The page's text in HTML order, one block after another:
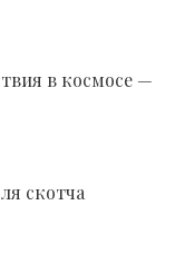
в космосе —
скотча